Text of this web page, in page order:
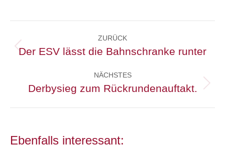
ZURÜCK
Vorheriger
Der ESV lässt die Bahnschranke runter
NÄCHSTES
Nächster
Derbysieg zum Rückrundenauftakt.
Ebenfalls interessant: